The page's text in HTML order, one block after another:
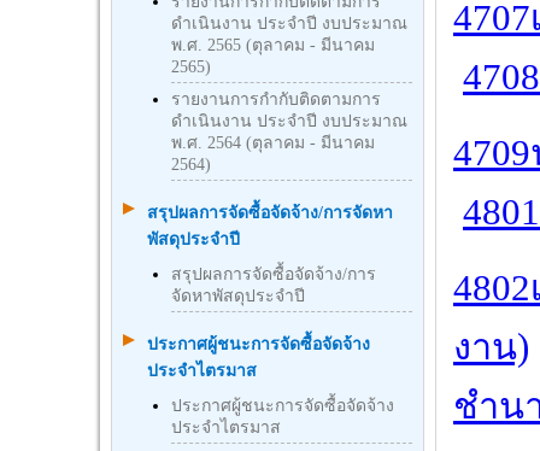
ดำเนินงาน ประจำปี งบประมาณ
พ.ศ. 2565 (ตุลาคม - มีนาคม
2565)
รายงานการกำกับติดตามการ
ดำเนินงาน ประจำปี งบประมาณ
พ.ศ. 2564 (ตุลาคม - มีนาคม
2564)
สรุปผลการจัดซื้อจัดจ้าง/การจัดหา
พัสดุประจำปี
สรุปผลการจัดซื้อจัดจ้าง/การ
จัดหาพัสดุประจำปี
ประกาศผู้ชนะการจัดซื้อจัดจ้าง
ประจำไตรมาส
ประกาศผู้ชนะการจัดซื้อจัดจ้าง
ประจำไตรมาส
งาน)
ชำน